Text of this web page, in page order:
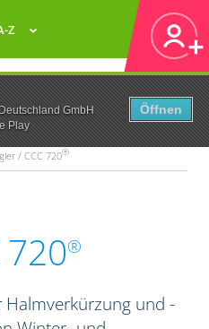
GmbH
Play
Öffnen
Z
/ CCC 720®
720®
und -